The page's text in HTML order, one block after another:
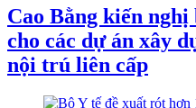
Cao Bằng kiến nghị
cho các dự án xây
nội trú liên cấp